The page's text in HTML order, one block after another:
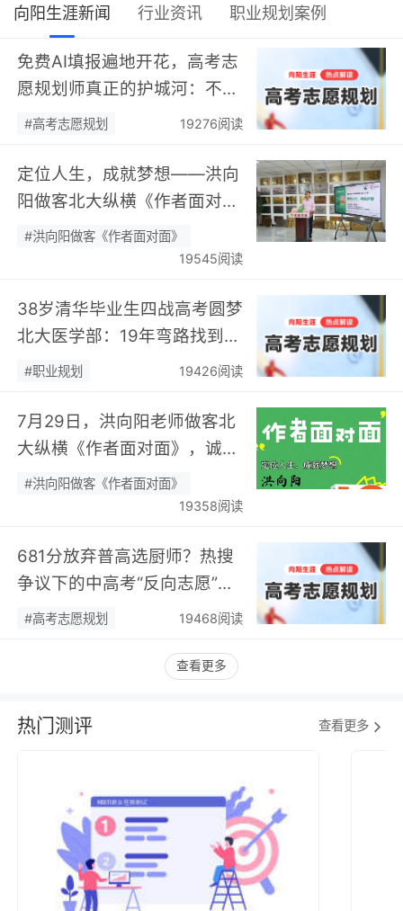
向阳生涯新闻 行业资讯 职业规划案例
免费AI填报遍地开花，高考志
愿规划师真正的护城河：不靠
数据，靠“人”…
#高考志愿规划 19276阅读
定位人生，成就梦想——洪向
阳做客北大纵横《作者面对
面》开展职业规划专题分享…
#洪向阳做客《作者面对面》
19545阅读
38岁清华毕业生四战高考圆梦
北大医学部：19年弯路找到终
身热爱，可幸又可惜！…
#职业规划 19426阅读
7月29日，洪向阳老师做客北
大纵横《作者面对面》，诚邀
您现场相聚！…
#洪向阳做客《作者面对面》
19358阅读
681分放弃普高选厨师？热搜
争议下的中高考“反向志愿”
潮，藏着职业规划新逻辑…
#高考志愿规划 19468阅读
查看更多
热门测评 查看更多